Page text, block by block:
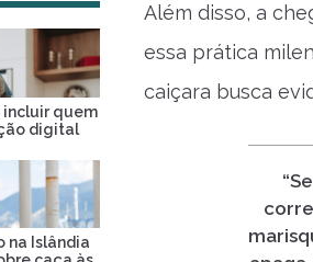
Além disso, a
essa prática
caiçara busca
incluir quem
digital
na Islândia